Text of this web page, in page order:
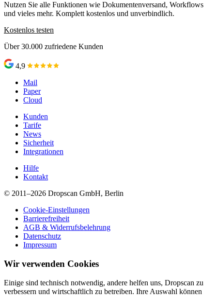
Nutzen Sie alle Funktionen wie Dokumentenversand, Workflows
und vieles mehr. Komplett kostenlos und unverbindlich.
Kostenlos testen
Über 30.000 zufriedene Kunden
4,9
Mail
Paper
Cloud
Kunden
Tarife
News
Sicherheit
Integrationen
Hilfe
Kontakt
© 2011–2026 Dropscan GmbH, Berlin
Cookie-Einstellungen
Barrierefreiheit
AGB & Widerrufsbelehrung
Datenschutz
Impressum
Wir verwenden Cookies
Einige sind technisch notwendig, andere helfen uns, Dropscan zu
verbessern und wirtschaftlich zu betreiben. Ihre Auswahl können